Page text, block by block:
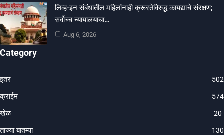
लिव्ह-इन संबंधातील महिलांनाही क्रूरतेविरुद्ध कायद्याचे संरक्षण;
सर्वोच्च न्यायालयाचा…
Aug 6, 2026
Category
इतर 502
क्राईम 574
खेळ 20
ताज्या बातम्या 130